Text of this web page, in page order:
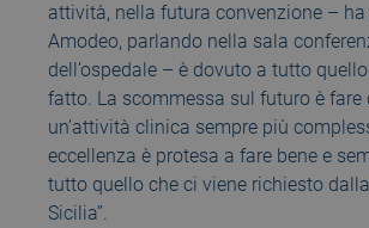
attività, nella futura convenzione –
Amodeo, parlando nella sala
dell’ospedale – è dovuto a tutto
fatto. La scommessa sul futuro è fare
un’attività clinica sempre più
eccellenza è protesa a fare bene e
tutto quello che ci viene richiesto
Sicilia”.